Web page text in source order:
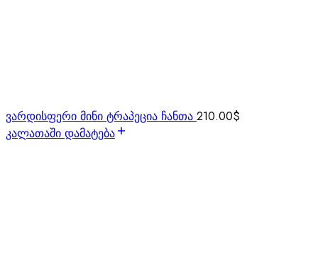
ვარდისფერი მინი ტრაპეცია ჩანთა 210.00$
კალათაში დამატება